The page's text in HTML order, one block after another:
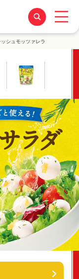
シュモッツァレラ